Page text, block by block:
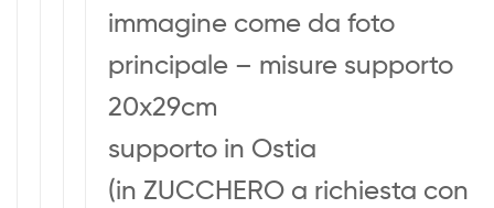
immagine come da foto
principale – misure supporto
20x29cm
supporto in Ostia
(in ZUCCHERO a richiesta con